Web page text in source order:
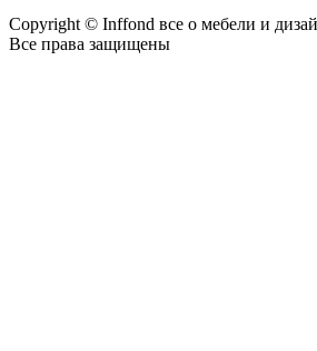
Copyright © Inffond все о мебели и
Все права защищены